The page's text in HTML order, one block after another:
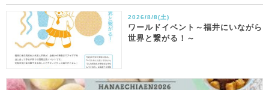
2026/8/8(土)
ワールドイベント～福井にいながら
世界と繋がる！～